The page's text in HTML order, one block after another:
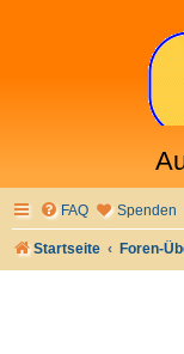
FAQ Spenden
Startseite Foren-